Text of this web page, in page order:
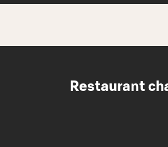
Restaurant